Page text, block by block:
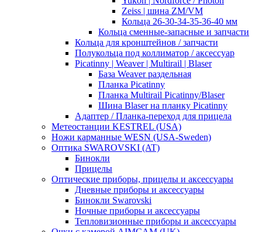
Zeiss | шина ZM/VM
Кольца 26-30-34-35-36-40 мм
Кольца сменные-запасные и запчасти
Кольца для кронштейнов / запчасти
Полукольца под коллиматор / аксессуар
Picatinny | Weaver | Multirail | Blaser
База Weaver раздельная
Планка Picatinny
Планка Multirail Picatinny/Blaser
Шина Blaser на планку Picatinny
Адаптер / Планка-переход для прицела
Метеостанции KESTREL (USA)
Ножи карманные WESN (USA-Sweden)
Оптика SWAROVSKI (AT)
Бинокли
Прицелы
Оптические приборы, прицелы и аксессуары
Дневные приборы и аксессуары
Бинокли Swarovski
Ночные приборы и аксессуары
Тепловизионные приборы и аксессуары